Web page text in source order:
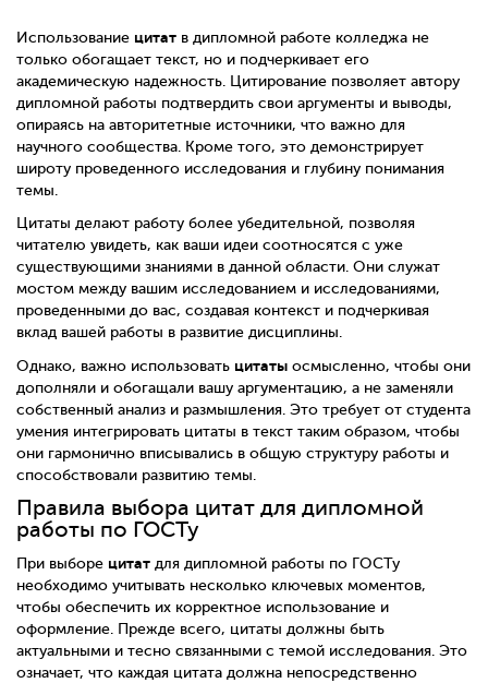
Использование цитат в дипломной работе колледжа не
только обогащает текст, но и подчеркивает его
академическую надежность. Цитирование позволяет автору
дипломной работы подтвердить свои аргументы и выводы,
опираясь на авторитетные источники, что важно для
научного сообщества. Кроме того, это демонстрирует
широту проведенного исследования и глубину понимания
темы.
Цитаты делают работу более убедительной, позволяя
читателю увидеть, как ваши идеи соотносятся с уже
существующими знаниями в данной области. Они служат
мостом между вашим исследованием и исследованиями,
проведенными до вас, создавая контекст и подчеркивая
вклад вашей работы в развитие дисциплины.
Однако, важно использовать цитаты осмысленно, чтобы они
дополняли и обогащали вашу аргументацию, а не заменяли
собственный анализ и размышления. Это требует от студента
умения интегрировать цитаты в текст таким образом, чтобы
они гармонично вписывались в общую структуру работы и
способствовали развитию темы.
Правила выбора цитат для дипломной
работы по ГОСТу
При выборе цитат для дипломной работы по ГОСТу
необходимо учитывать несколько ключевых моментов,
чтобы обеспечить их корректное использование и
оформление. Прежде всего, цитаты должны быть
актуальными и тесно связанными с темой исследования. Это
означает, что каждая цитата должна непосредственно